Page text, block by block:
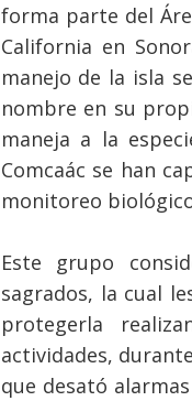
forma parte del
California en
manejo de la isla
nombre en su
maneja a la
Comcaác se han
monitoreo
Este grupo
sagrados, la cual
protegerla
actividades,
que desató